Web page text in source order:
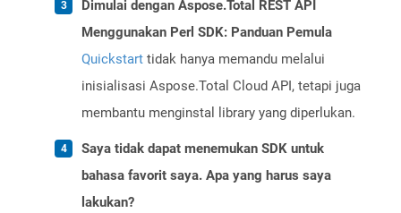
Dimulai dengan Aspose.Total REST API
Menggunakan Perl SDK: Panduan Pemula
Quickstart tidak hanya memandu melalui
inisialisasi Aspose.Total Cloud API, tetapi juga
membantu menginstal library yang diperlukan.
Saya tidak dapat menemukan SDK untuk
bahasa favorit saya. Apa yang harus saya
lakukan?